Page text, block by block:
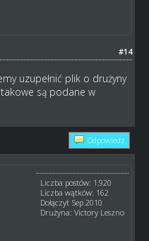
#14
uzupełnić plik o drużyny
takowe są podane w
Odpowiedz
Liczba postów: 1,920
Liczba wątków: 162
Dołączył: Sep 2010
Drużyna: Victory Leszno